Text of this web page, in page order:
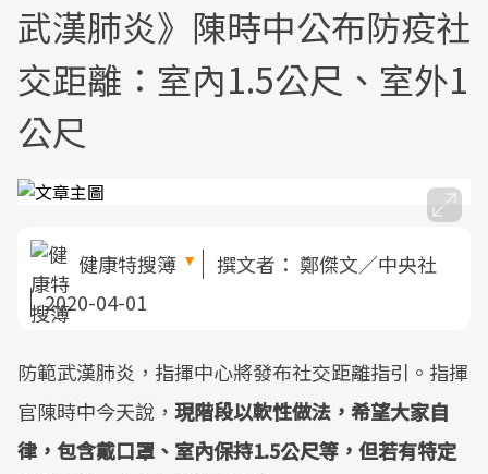
武漢肺炎》陳時中公布防疫社
交距離：室內1.5公尺、室外1
公尺
健康特搜簿 撰文者： 鄭傑文／中央社
2020-04-01
防範武漢肺炎，指揮中心將發布社交距離指引。指揮
官陳時中今天說， 現階段以軟性做法，希望大家自
律，包含戴口罩、室內保持1.5公尺等，但若有特定